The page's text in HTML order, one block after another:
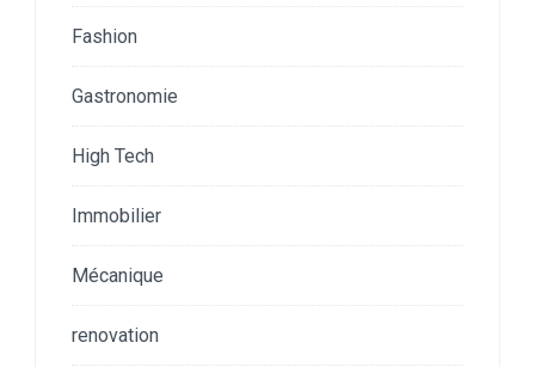
Fashion
Gastronomie
High Tech
Immobilier
Mécanique
renovation